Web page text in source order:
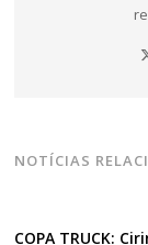
NOTÍCIAS
COPA TRUCK: